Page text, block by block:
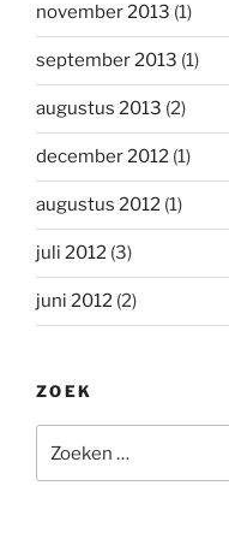
november 2013 (1)
september 2013 (1)
augustus 2013 (2)
december 2012 (1)
augustus 2012 (1)
juli 2012 (3)
juni 2012 (2)
ZOEK
naar: